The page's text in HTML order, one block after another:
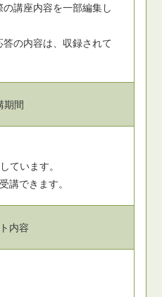
講座内容を一部編集し
の内容は、収録されて
期間
ています。
講できます。
内容